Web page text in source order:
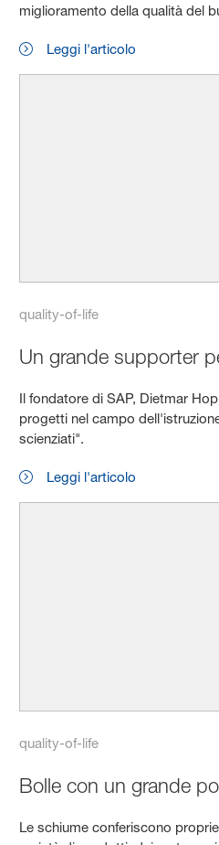
miglioramento della qualità del
Leggi l'articolo
quality-of-life
Un grande supporter
Il fondatore di SAP, Dietmar
progetti nel campo
scienziati".
Leggi l'articolo
quality-of-life
Bolle con un grande
Le schiume conferiscono